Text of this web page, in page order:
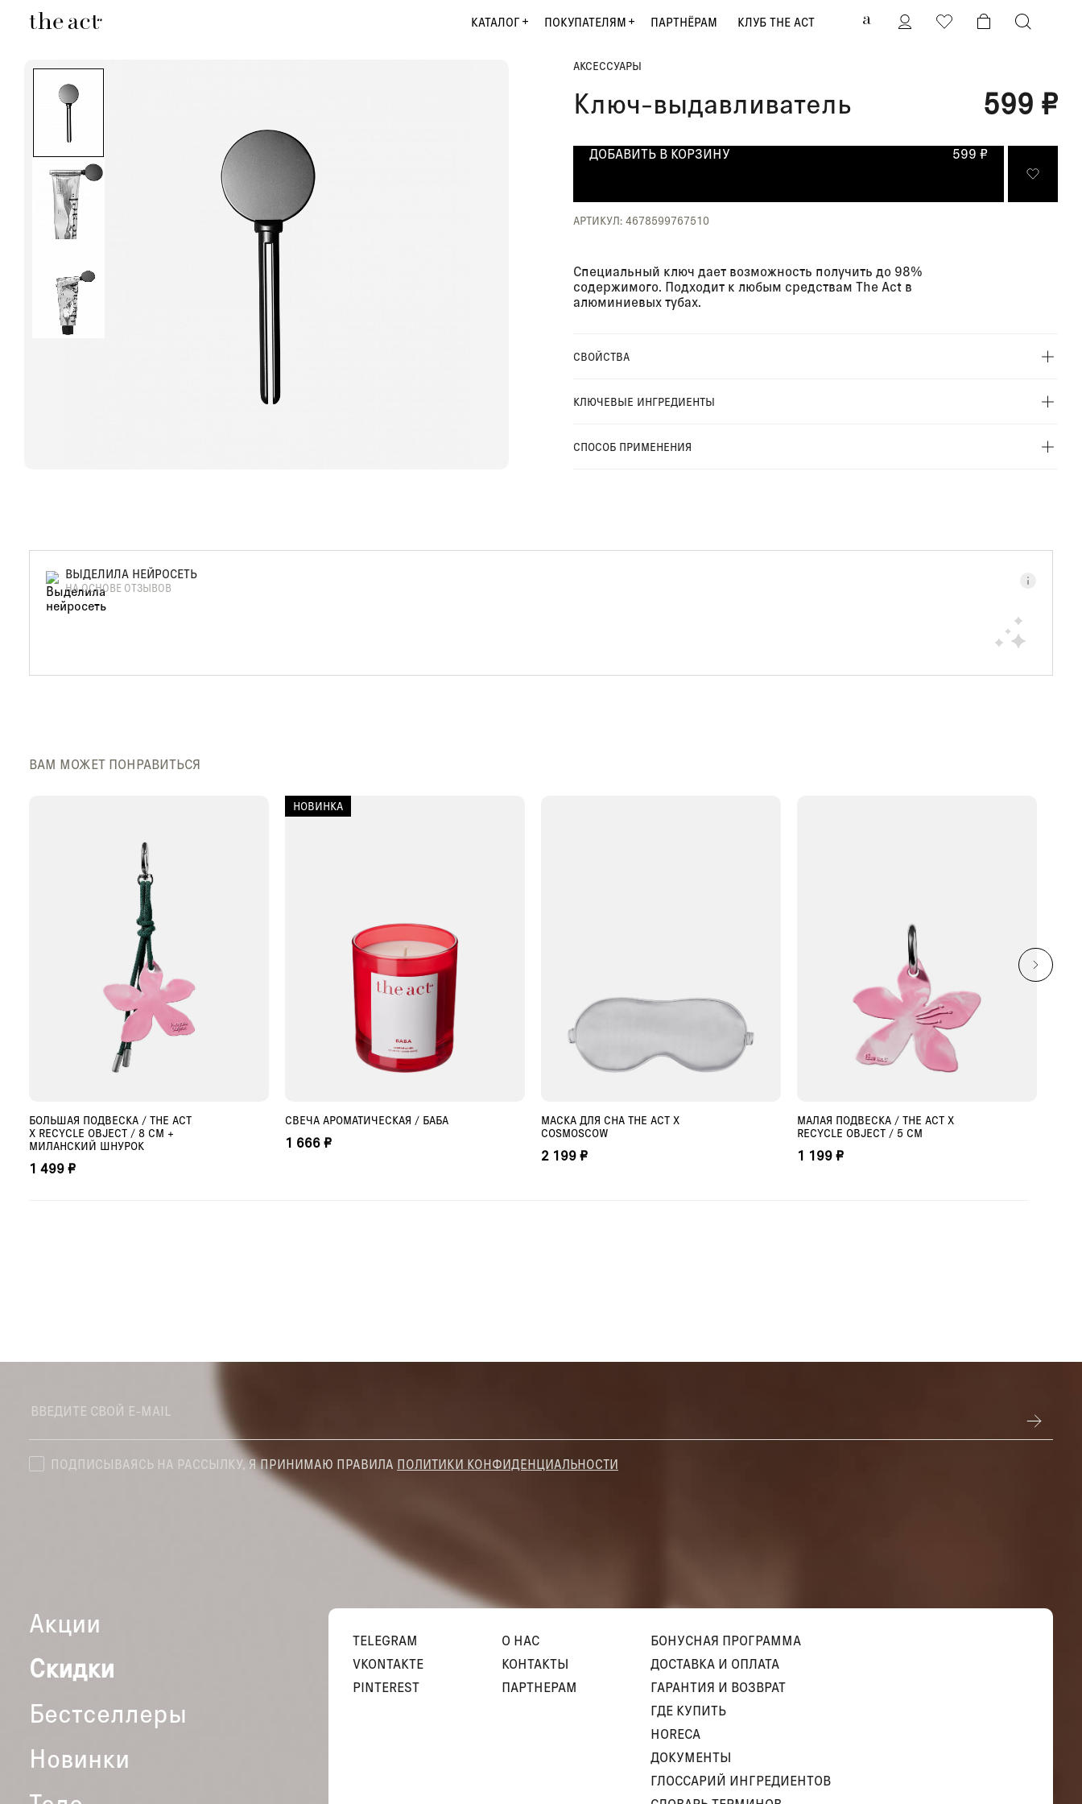
КАТАЛОГ ПОКУПАТЕЛЯМ ПАРТНЁРАМ КЛУБ THE ACT
АКСЕССУАРЫ
Ключ-выдавливатель 599 ₽
ДОБАВИТЬ В КОРЗИНУ 599 ₽
АРТИКУЛ: 4678599767510
Специальный ключ дает возможность получить до 98%
содержимого. Подходит к любым средствам The Act в
алюминиевых тубах.
СВОЙСТВА
КЛЮЧЕВЫЕ ИНГРЕДИЕНТЫ
СПОСОБ ПРИМЕНЕНИЯ
ВЫДЕЛИЛА НЕЙРОСЕТЬ
НА ОСНОВЕ ОТЗЫВОВ
ВАМ МОЖЕТ ПОНРАВИТЬСЯ
ДОБАВИТЬ В КОРЗИНУ
БОЛЬШАЯ ПОДВЕСКА / THE ACT
X RECYCLE OBJECT / 8 СМ +
МИЛАНСКИЙ ШНУРОК
1 499 ₽
НОВИНКА
ДОБАВИТЬ В КОРЗИНУ
СВЕЧА АРОМАТИЧЕСКАЯ / БАБА
1 666 ₽
ДОБАВИТЬ В КОРЗИНУ
МАСКА ДЛЯ СНА THE ACT X
COSMOSCOW
2 199 ₽
ДОБАВИТЬ В КОРЗИНУ
МАЛАЯ ПОДВЕСКА / THE ACT X
RECYCLE OBJECT / 5 СМ
1 199 ₽
ПОДПИСЫВАЯСЬ НА РАССЫЛКУ, Я ПРИНИМАЮ ПРАВИЛА ПОЛИТИКИ КОНФИДЕНЦИАЛЬНОСТИ
Акции
Скидки
Бестселлеры
Новинки
TELEGRAM
VKONTAKTE
PINTEREST
О НАС
КОНТАКТЫ
ПАРТНЕРАМ
БОНУСНАЯ ПРОГРАММА
ДОСТАВКА И ОПЛАТА
ГАРАНТИЯ И ВОЗВРАТ
ГДЕ КУПИТЬ
HORECA
ДОКУМЕНТЫ
ГЛОССАРИЙ ИНГРЕДИЕНТОВ